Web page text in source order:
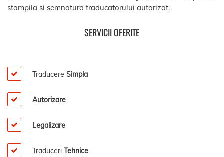
stampila si semnatura traducatorului autorizat.
SERVICII OFERITE
Traducere Simpla
Autorizare
Legalizare
Traduceri Tehnice